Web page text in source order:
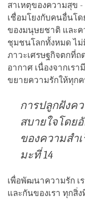
สาเหตุของความสุข -
เชื่อมโยงกับคนอื่นโ
ของมนุษยชาติ และค
ชุมชนโลกทั้งหมด ไ
ภาวะเศรษฐกิจตกที่
อากาศ เนื่องจากเร
ขยายความรักให้ทุก
การปลูกฝังค
สบายใจโดย
ของความสำ
มะที่ 14
เพื่อพัฒนาความรัก เ
และกันของเรา ทุกสิ่